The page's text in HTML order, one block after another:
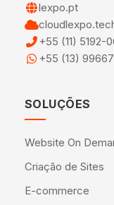
lexpo.pt
+55 (11) 5192-
+55 (13)
SOLUÇÕES
Website On
Criação de Sites
E-commerce